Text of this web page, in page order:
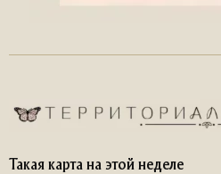
Такая карта на этой неделе